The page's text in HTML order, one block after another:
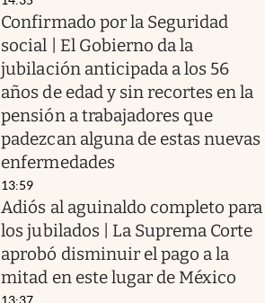
Confirmado por la Seguridad
social | El Gobierno da la
jubilación anticipada a los 56
años de edad y sin recortes en la
pensión a trabajadores que
padezcan alguna de estas nuevas
enfermedades
13:59
Adiós al aguinaldo completo para
los jubilados | La Suprema Corte
aprobó disminuir el pago a la
mitad en este lugar de México